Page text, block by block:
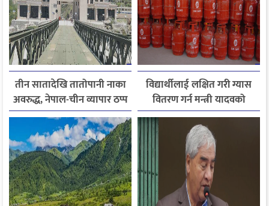
तीन सातादेखि तातोपानी नाका
अवरुद्ध, नेपाल-चीन व्यापार ठप्प
विद्यार्थीलाई लक्षित गरी ग्यास
वितरण गर्न मन्त्री यादवको
निर्देशन